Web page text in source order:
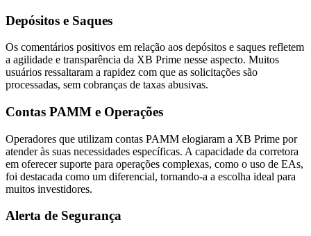
Depósitos e Saques
Os comentários positivos em relação aos depósitos e saques refletem
a agilidade e transparência da XB Prime nesse aspecto. Muitos
usuários ressaltaram a rapidez com que as solicitações são
processadas, sem cobranças de taxas abusivas.
Contas PAMM e Operações
Operadores que utilizam contas PAMM elogiaram a XB Prime por
atender às suas necessidades específicas. A capacidade da corretora
em oferecer suporte para operações complexas, como o uso de EAs,
foi destacada como um diferencial, tornando-a a escolha ideal para
muitos investidores.
Alerta de Segurança